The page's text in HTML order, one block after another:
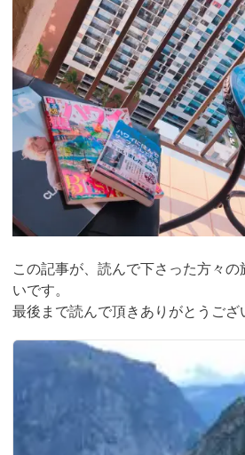
この記事が、読んで下さった方々
いです。
最後まで読んで頂きありがとうござ